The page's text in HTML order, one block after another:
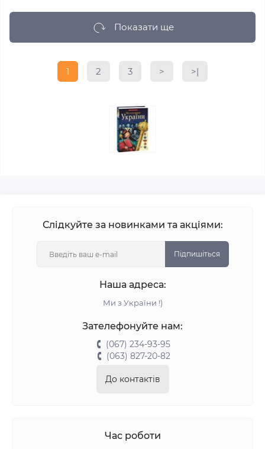
Показати ще
1 2 3 > >|
Слідкуйте за новинками та акціями:
Підпишіться
Наша адреса:
Ми з України !)
Зателефонуйте нам:
(067) 234-93-95
(063) 827-20-82
До контактів
Час роботи